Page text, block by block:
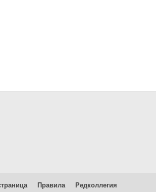
Правила
Редколлегия